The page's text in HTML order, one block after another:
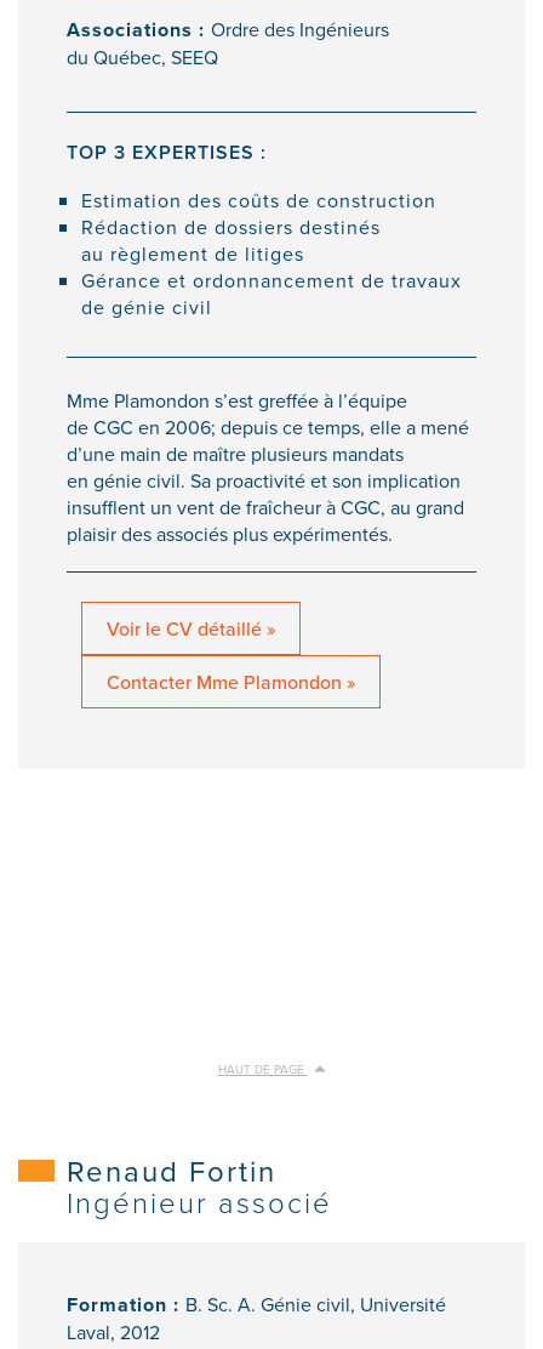
Associations : Ordre des Ingénieurs
du Québec, SEEQ
TOP 3 EXPERTISES :
Estimation des coûts de construction
Rédaction de dossiers destinés
au règlement de litiges
Gérance et ordonnancement de travaux
de génie civil
Mme Plamondon s’est greffée à l’équipe
de CGC en 2006; depuis ce temps, elle a mené
d’une main de maître plusieurs mandats
en génie civil. Sa proactivité et son implication
insufflent un vent de fraîcheur à CGC, au grand
plaisir des associés plus expérimentés.
Voir le CV détaillé »
Contacter Mme Plamondon »
HAUT DE PAGE
Renaud Fortin
Ingénieur associé
Formation : B. Sc. A. Génie civil, Université
Laval, 2012